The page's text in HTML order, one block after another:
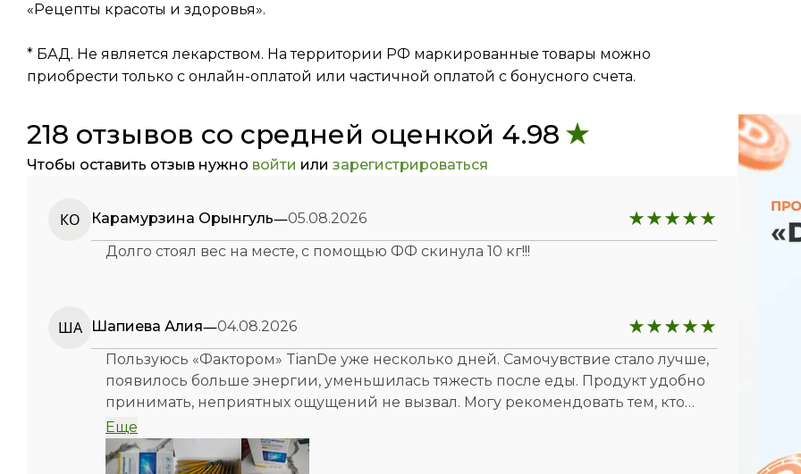
«Рецепты красоты и здоровья».
* БАД. Не является лекарством. На территории РФ маркированные товары можно
приобрести только с онлайн-оплатой или частичной оплатой с бонусного счета.
218 отзывов со средней оценкой 4.98
Чтобы оставить отзыв нужно войти или зарегистрироваться
КО Карамурзина Орынгуль—05.08.2026
Долго стоял вес на месте, с помощью ФФ скинула 10 кг!!!
ША Шапиева Алия—04.08.2026
Пользуюсь «Фактором» TianDe уже несколько дней. Самочувствие стало лучше,
появилось больше энергии, уменьшилась тяжесть после еды. Продукт удобно
принимать, неприятных ощущений не вызвал. Могу рекомендовать тем, кто
хочет поддержать организм и улучшить общее самочувствие.
Еще